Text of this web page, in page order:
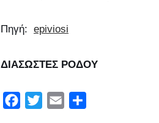
Πηγή: epiviosi
ΔΙΑΣΩΣΤΕΣ ΡΟΔΟΥ